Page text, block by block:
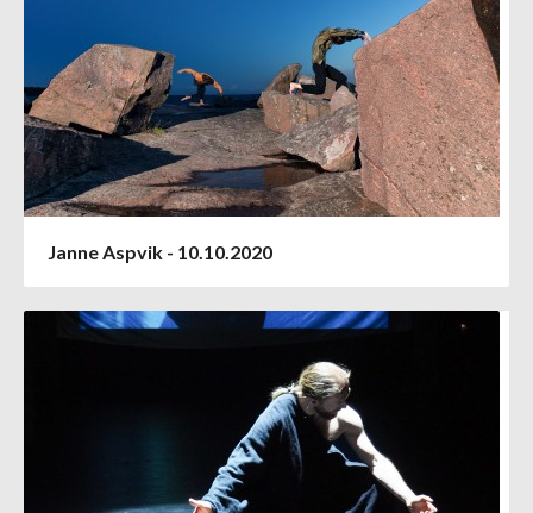
Janne Aspvik - 10.10.2020